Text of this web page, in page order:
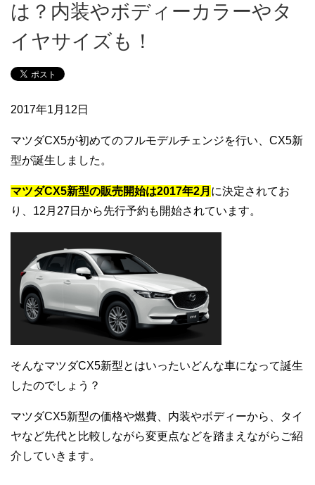
は？内装やボディーカラーやタ
イヤサイズも！
2017年1月12日
マツダCX5が初めてのフルモデルチェンジを行い、CX5新
型が誕生しました。
マツダCX5新型の販売開始は2017年2月 に決定されてお
り、12月27日から先行予約も開始されています。
そんなマツダCX5新型とはいったいどんな車になって誕生
したのでしょう？
マツダCX5新型の価格や燃費、内装やボディーから、タイ
ヤなど先代と比較しながら変更点などを踏まえながらご紹
介していきます。